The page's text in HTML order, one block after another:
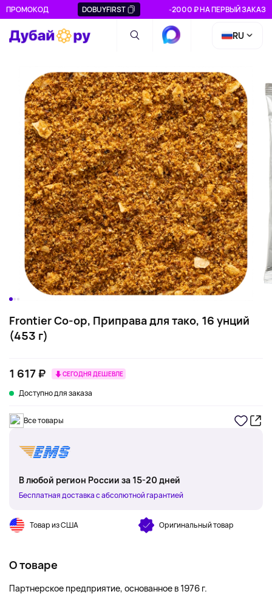
ПРОМОКОД DOBUYFIRST -2000 ₽ НА ПЕРВЫЙ ЗАКАЗ
RU
Frontier Co-op, Приправа для тако, 16 унций
(453 г)
1 617 ₽ СЕГОДНЯ ДЕШЕВЛЕ
Доступно для заказа
Все товары
В любой регион России за 15-20 дней
Бесплатная доставка с абсолютной гарантией
Товар из США Оригинальный товар
О товаре
Партнерское предприятие, основанное в 1976 г.